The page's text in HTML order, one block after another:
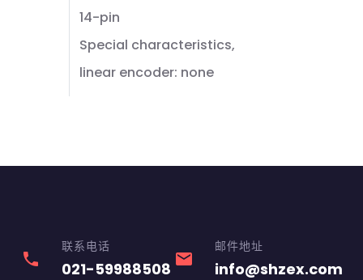
14-pin
Special characteristics,
linear encoder: none
phone
联系电话
021-59988508 email
邮件地址
info@shzex.com